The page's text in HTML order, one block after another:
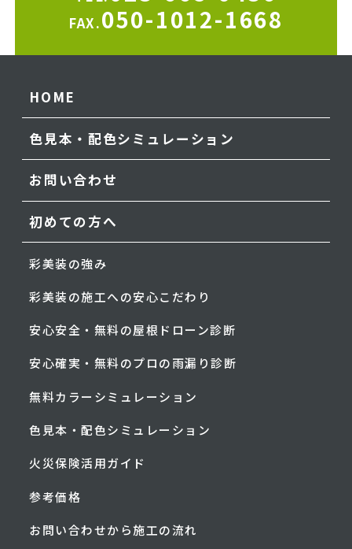
FAX.050-1012-1668
HOME
色見本・配色シミュレーション
お問い合わせ
初めての方へ
彩美装の強み
彩美装の施工への安心こだわり
安心安全・無料の屋根ドローン診断
安心確実・無料のプロの雨漏り診断
無料カラーシミュレーション
色見本・配色シミュレーション
火災保険活用ガイド
参考価格
お問い合わせから施工の流れ